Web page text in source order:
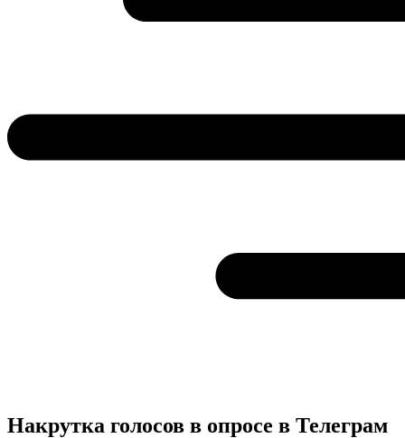
Накрутка голосов в опросе в Телеграм